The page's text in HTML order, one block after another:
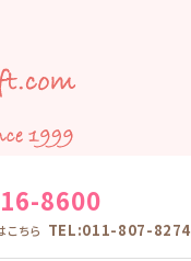
8600
こちら TEL:011-807-8274